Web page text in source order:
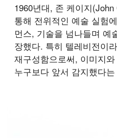
1960년대, 존 케이지
통해 전위적인 예술 실험
먼스, 기술을 넘나들며 예
장했다. 특히 텔레비전이
재구성함으로써, 이미지
누구보다 앞서 감지했다